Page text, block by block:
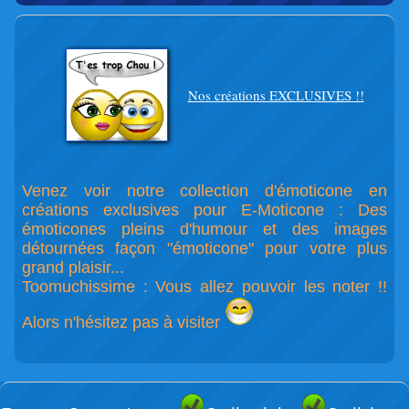
Nos créations EXCLUSIVES !!
Venez voir notre collection d'émoticone en
créations exclusives pour E-Moticone : Des
émoticones pleins d'humour et des images
détournées façon "émoticone" pour votre plus
grand plaisir...
Toomuchissime : Vous allez pouvoir les noter !!
Alors n'hésitez pas à visiter